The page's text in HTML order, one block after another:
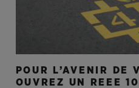
POUR L’AVENIR DE
OUVREZ UN REEE